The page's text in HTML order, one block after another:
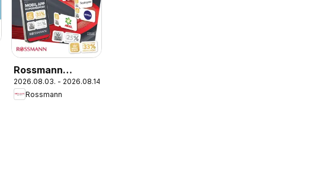
Rossmann
Szórólap
2026.08.03. - 2026.08.14.
Rossmann